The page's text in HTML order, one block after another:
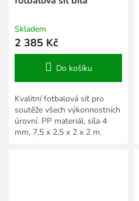
Skladem
2 385 Kč
Do košíku
Kvalitní fotbalová síť pro
soutěže všech výkonnostních
úrovní. PP materiál, síla 4
mm, 7,5 x 2,5 x 2 x 2 m.